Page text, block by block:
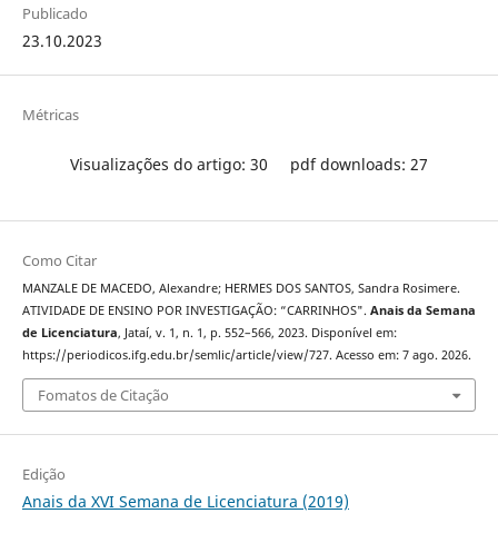
Publicado
23.10.2023
Métricas
Visualizações do artigo: 30 pdf downloads: 27
Como Citar
MANZALE DE MACEDO, Alexandre; HERMES DOS SANTOS, Sandra Rosimere.
ATIVIDADE DE ENSINO POR INVESTIGAÇÃO: “CARRINHOS". Anais da Semana
de Licenciatura, Jataí, v. 1, n. 1, p. 552–566, 2023. Disponível em:
https://periodicos.ifg.edu.br/semlic/article/view/727. Acesso em: 7 ago. 2026.
Fomatos de Citação
Edição
Anais da XVI Semana de Licenciatura (2019)